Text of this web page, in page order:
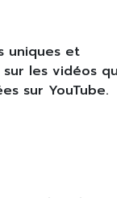
uniques et
les vidéos que
sur YouTube.